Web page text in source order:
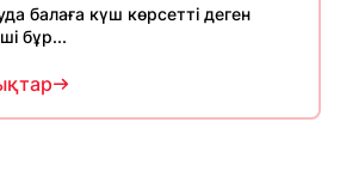
балаға күш көрсетті деген
бұр...